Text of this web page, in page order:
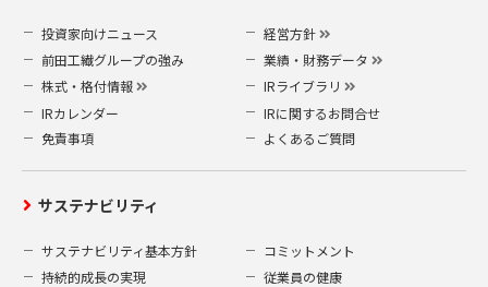
投資家向けニュース
経営方針
前田工繊グループの強み
業績・財務データ
株式・格付情報
IRライブラリ
IRカレンダー
IRに関するお問合せ
免責事項
よくあるご質問
サステナビリティ
サステナビリティ基本方針
コミットメント
持続的成長の実現
従業員の健康